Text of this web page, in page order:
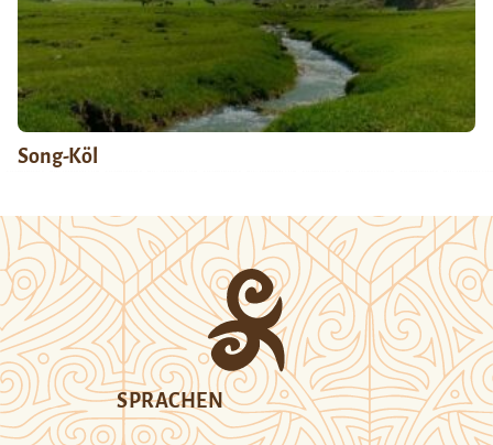
Song-Köl
SPRACHEN